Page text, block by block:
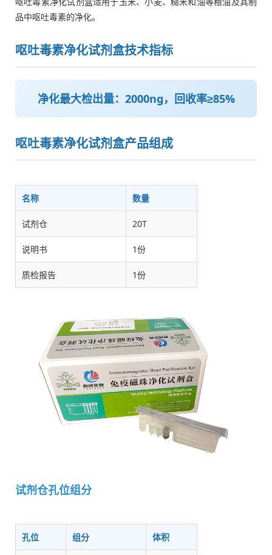
品中呕吐毒素的净化。
呕吐毒素净化试剂盒技术指标
净化最大检出量：2000ng，回收率≥85%
呕吐毒素净化试剂盒产品组成
名称 数量
试剂仓 20T
说明书 1份
质检报告 1份
试剂仓孔位组分
孔位 组分 体积